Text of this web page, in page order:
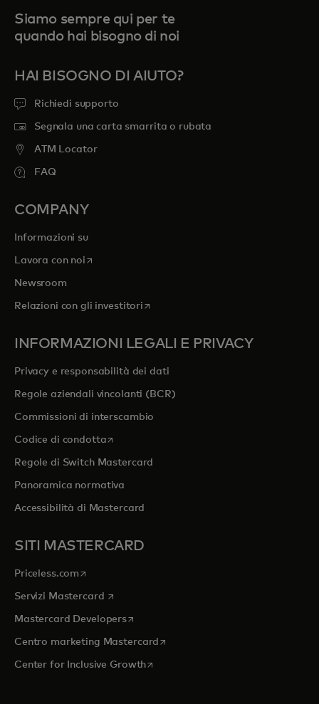
Siamo sempre qui per te
quando hai bisogno di noi
HAI BISOGNO DI AIUTO?
Richiedi supporto
Segnala una carta smarrita o rubata
ATM Locator
FAQ
COMPANY
Informazioni su
Lavora con noi si apre in una nuova scheda
Newsroom
Relazioni con gli investitorisi apre in una nuova scheda
INFORMAZIONI LEGALI E PRIVACY
Privacy e responsabilità dei dati
Regole aziendali vincolanti (BCR)
Commissioni di interscambio
Codice di condottasi apre in una nuova scheda
Regole di Switch Mastercard
Panoramica normativa
Accessibilità di Mastercard
SITI MASTERCARD
Priceless.com si apre in una nuova scheda
Servizi Mastercard si apre in una nuova scheda
Mastercard Developerssi apre in una nuova scheda
Centro marketing Mastercard si apre in una nuova scheda
Center for Inclusive Growthsi apre in una nuova scheda